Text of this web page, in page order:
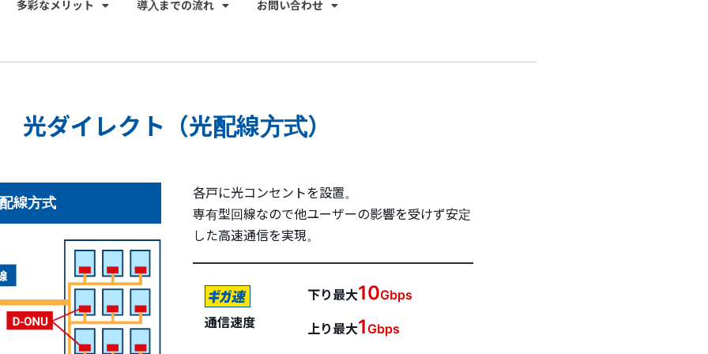
多彩なメリット 導入までの流れ お問い合わせ
光ダイレクト（光配線方式）
線方式
各戸に光コンセントを設置。
専有型回線なので他ユーザーの影響を受けず安定
した高速通信を実現。
通信速度
下り最大10Gbps
上り最大1Gbps